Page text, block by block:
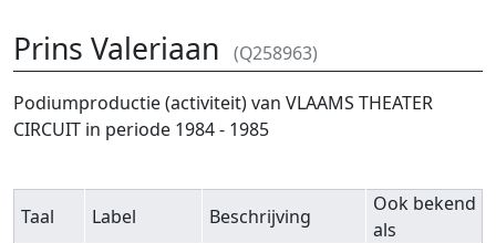
Prins Valeriaan (Q258963)
Ga naar:navigatie,zoeken
Podiumproductie (activiteit) van VLAAMS THEATER
CIRCUIT in periode 1984 - 1985
Taal Label Beschrijving
Ook bekend
als